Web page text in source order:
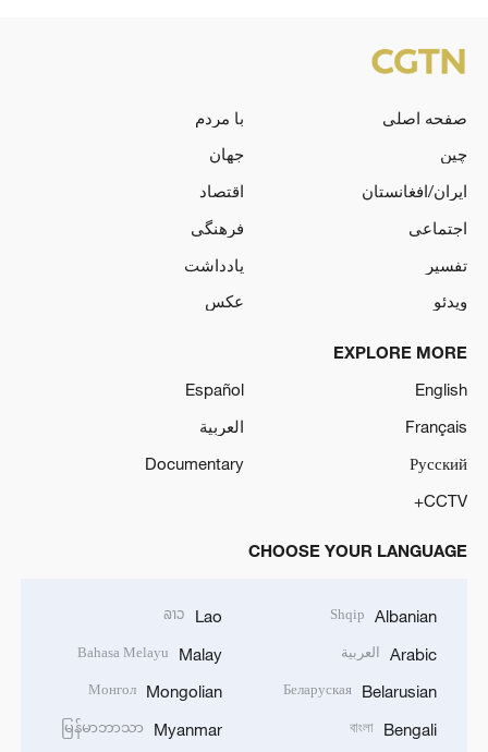
صفحه اصلی
با مردم
چین
جهان
ایران/افغانستان
اقتصاد
اجتماعی
فرهنگی
تفسیر
یادداشت
ویدئو
عکس
EXPLORE MORE
English
Español
Français
العربية
Русский
Documentary
CCTV+
CHOOSE YOUR LANGUAGE
Albanian
Shqip
Arabic العربية
Belarusian
Беларуская
Bengali
বাংলা
Lao
ລາວ
Malay
Bahasa Melayu
Mongolian
Монгол
Myanmar
မြန်မာဘာသာ